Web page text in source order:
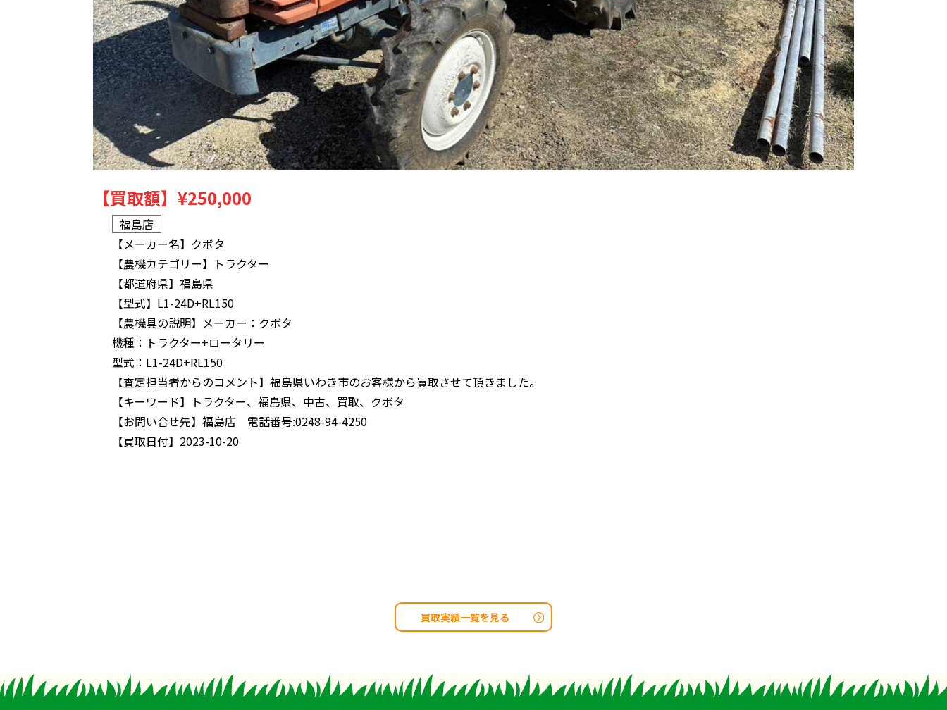
【買取額】 ¥250,000
福島店
【メーカー名】 クボタ
【農機カテゴリー】
トラクター
【都道府県】福島県
【型式】 L1-24D+RL150
【農機具の説明】 メーカー：クボタ
機種：トラクター+ロータリー
型式：L1-24D+RL150
【査定担当者からのコメント】福島県いわき市のお客様から買取させて頂きました。
【キーワード】
トラクター、福島県、中古、買取、クボタ
【お問い合せ先】福島店 電話番号:0248-94-4250
【買取日付】 2023-10-20
買取実績一覧を見る